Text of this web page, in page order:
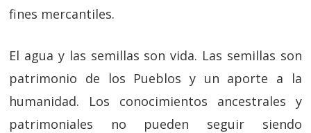
fines mercantiles.
El agua y las semillas son vida. Las semillas son
patrimonio de los Pueblos y un aporte a la
humanidad. Los conocimientos ancestrales y
patrimoniales no pueden seguir siendo